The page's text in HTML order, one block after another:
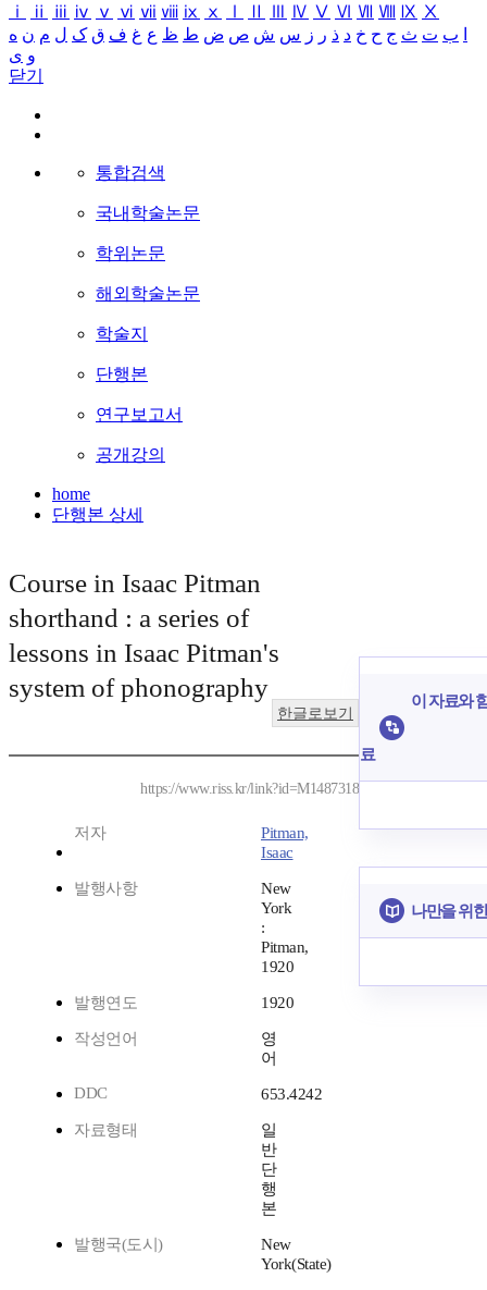
ⅰ
ⅱ ⅲ ⅳ ⅴ ⅵ ⅶ ⅷ ⅸ ⅹ Ⅳ Ⅴ Ⅵ Ⅶ Ⅷ Ⅸ Ⅹ
ب ت ث ج ح خ د ذ ر ز س ش ص ض ط ظ ع غ ف ق ک ل م ن ه
و ی
닫기
통합검색
국내학술논문
학위논문
해외학술논문
학술지
단행본
연구보고서
공개강의
home
단행본 상세
Course in Isaac Pitman
shorthand : a series of
lessons in Isaac Pitman's
system of phonography
한글로보기
https://www.riss.kr/link?id=M1487318
저자
Pitman,
Isaac
발행사항
New
York
:
Pitman,
1920
발행연도 1920
작성언어
영
어
DDC
653.4242
자료형태
일
반
단
행
본
발행국(도시)
New
York(State)
이 자료와
료
나만을 위